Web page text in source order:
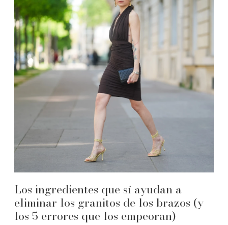
Los ingredientes que sí ayudan a
eliminar los granitos de los brazos (y
los 5 errores que los empeoran)